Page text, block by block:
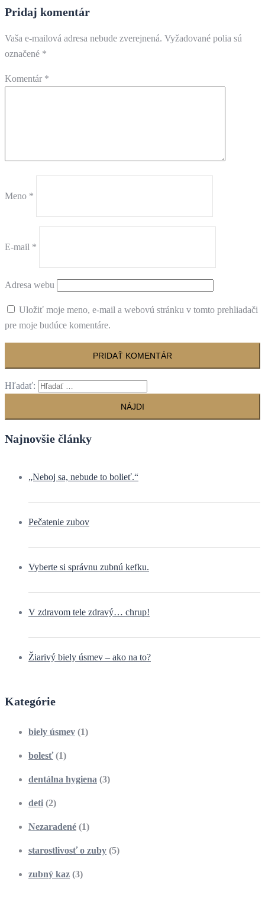
Pridaj komentár
Vaša e-mailová adresa nebude zverejnená. Vyžadované polia sú
označené *
Komentár *
Meno *
E-mail *
Adresa webu
Uložiť moje meno, e-mail a webovú stránku v tomto prehliadači
pre moje budúce komentáre.
Hľadať:
Najnovšie články
„Neboj sa, nebude to bolieť.“
Pečatenie zubov
Vyberte si správnu zubnú kefku.
V zdravom tele zdravý… chrup!
Žiarivý biely úsmev – ako na to?
Kategórie
biely úsmev (1)
bolesť (1)
dentálna hygiena (3)
deti (2)
Nezaradené (1)
starostlivosť o zuby (5)
zubný kaz (3)